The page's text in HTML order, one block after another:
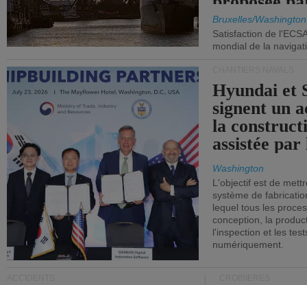
Bruxelles/Washington
Satisfaction de
mondial de la
Hyundai et
signent un
la
assistée
Washington
L'objectif est de
système de
lequel tous les
conception, la
l'inspection et les
numériquement.